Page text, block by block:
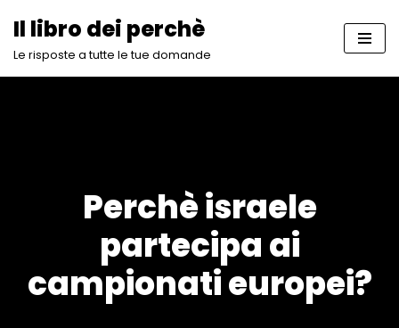
Vai
Il libro dei perchè
Le risposte a tutte le tue domande
Perchè israele
partecipa ai
campionati europei?